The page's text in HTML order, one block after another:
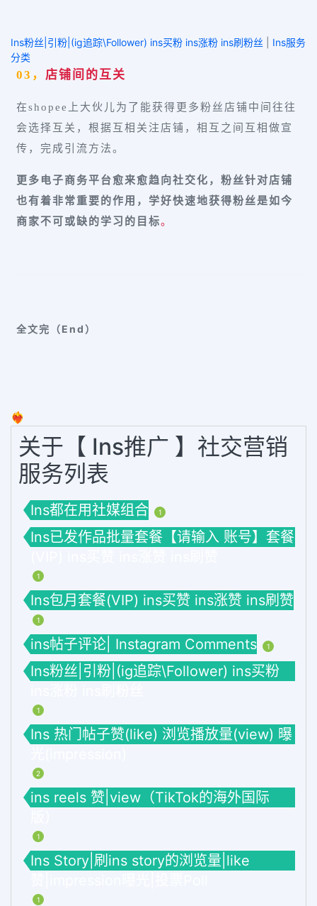
Ins粉丝|引粉|(ig追踪\Follower) ins买粉 ins涨粉 ins刷粉丝
Ins服务
分类
03， 店铺间的互关
在shopee上大伙儿为了能获得更多粉丝店铺中间往往
会选择互关，根据互相关注店铺，相互之间互相做宣
传，完成引流方法。
更多电子商务平台愈来愈趋向社交化，粉丝针对店铺
也有着非常重要的作用，学好快速地获得粉丝是如今
商家不可或缺的学习的目标。
全文完（End）
❤️‍🔥
关于【 Ins推广 】社交营销
服务列表
Ins都在用社媒组合 1
Ins已发作品批量套餐【请输入 账号】套餐
1
Ins包月套餐(VIP) ins买赞 ins涨赞 ins刷赞
1
ins帖子评论| Instagram Comments 1
Ins粉丝|引粉|(ig追踪\Follower) ins买粉
1
Ins 热门帖子赞(like) 浏览播放量(view) 曝
2
ins reels 赞|view（TikTok的海外国际
1
Ins Story|刷ins story的浏览量|like
1